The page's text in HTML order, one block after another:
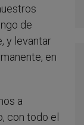
de
y levantar
en
a
con todo el